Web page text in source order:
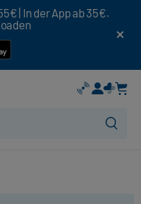
| In der App ab 35€.